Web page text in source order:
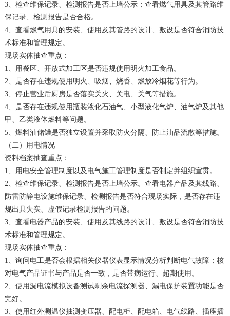
3、检查维保记录、检测报告是否上墙公示；查看燃气用具及其管路维
保记录、检测报告是否合格。
4、查看燃气用具的安装、使用及其管路的设计、敷设是否符合消防技
术标准和管理规定。
现场实体抽查重点：
1、用餐区、开放式加工区是否违规使用明火加工食品。
2、是否存在违规使用明火、吸烟、烧香、燃放冷烟花等行为。
3、停止营业后厨房是否落实关火、关电、关气等措施。
4、是否存在违规使用瓶装液化石油气、小型液化气炉、油气炉及其他
甲、乙类液体燃料等问题。
5、燃料油储罐是否独立设置并采取防火分隔、防止油品流散等措施。
（二）用电情况
资料档案抽查重点：
1、用电安全管理制度以及电气施工管理制度是否制定并组织宣贯。
2、检查维保记录、检测报告是否上墙公示。查看电器产品及其线路、
防雷防静电设施维保记录、检测报告是否符合现场实际，是否存在违
规出具失实、虚假记录检测报告的问题。
3、查看电器产品的安装、使用及其线路的设计、敷设是否符合消防技
术标准和管理规定。
现场实体抽查重点：
1、询问电工是否会根据相关仪器仪表显示情况分析判断电气故障；核
对电气产品证书与产品是否一致，是否带病运行、超期使用。
2、使用漏电流模拟设备测试剩余电流探测器、漏电保护装置功能是否
完好。
3、使用红外测温仪抽测变压器、配电柜、配电箱、电气线路、插座插